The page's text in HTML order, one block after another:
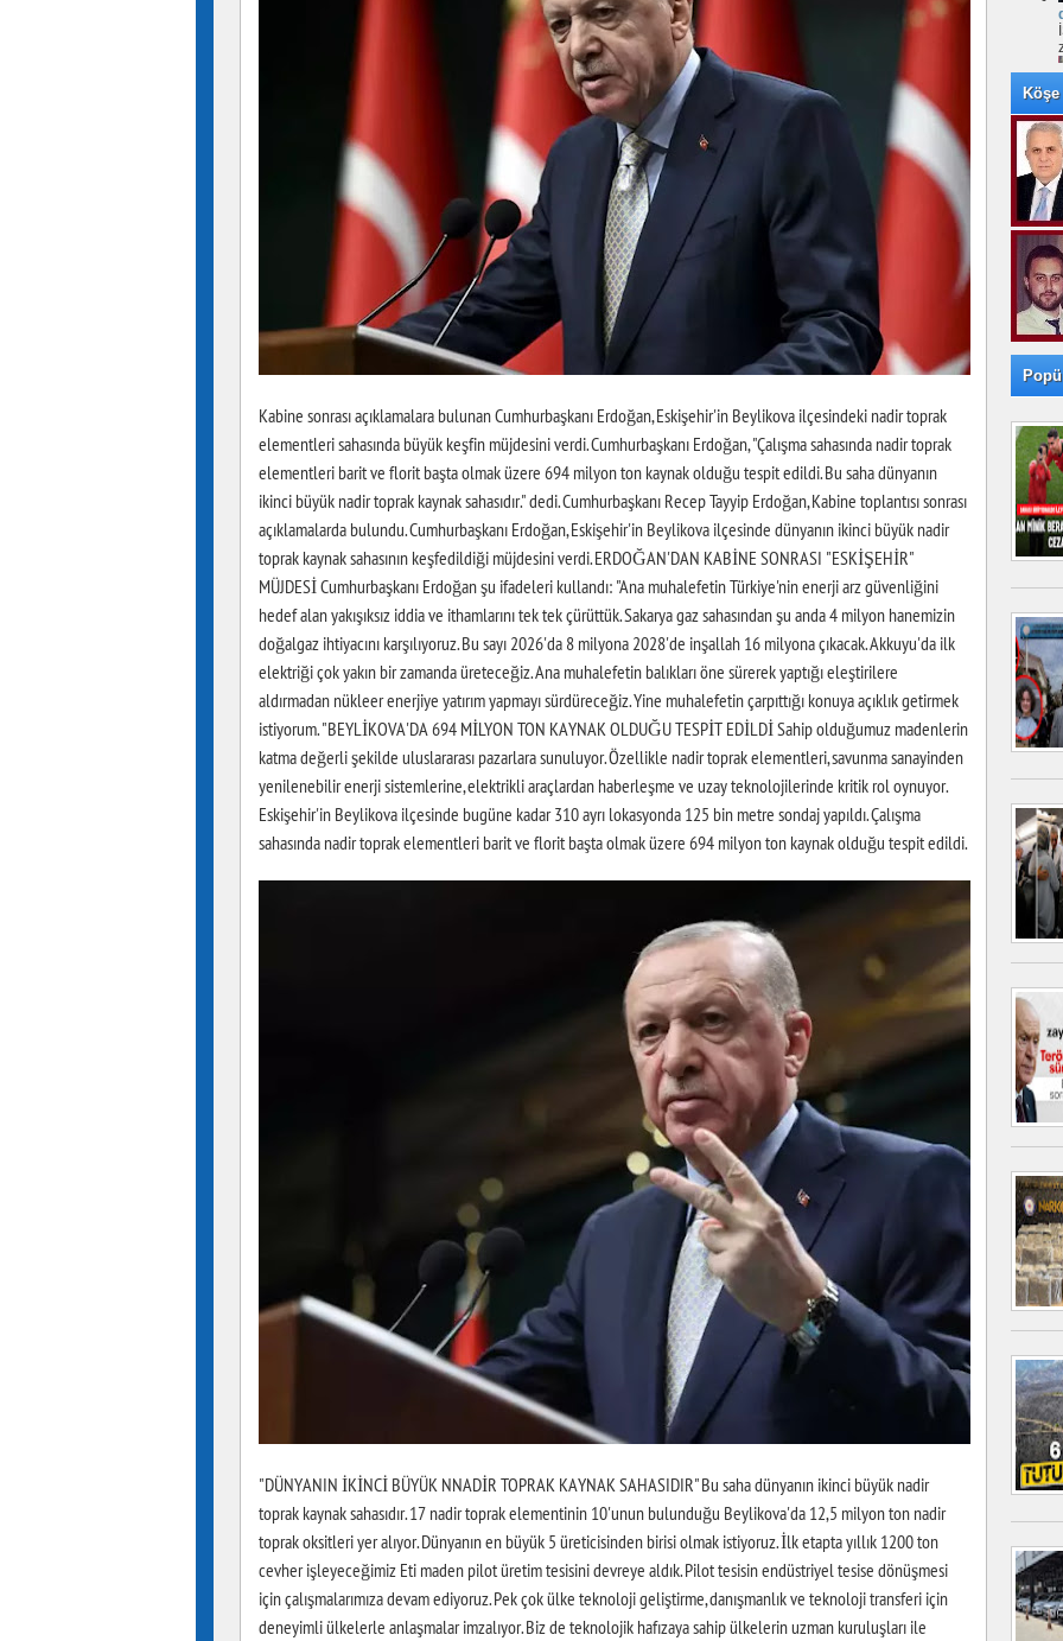
Kabine sonrası açıklamalara bulunan Cumhurbaşkanı Erdoğan, Eskişehir'in Beylikova ilçesindeki nadir toprak
elementleri sahasında büyük keşfin müjdesini verdi. Cumhurbaşkanı Erdoğan, "Çalışma sahasında nadir toprak
elementleri barit ve florit başta olmak üzere 694 milyon ton kaynak olduğu tespit edildi. Bu saha dünyanın
ikinci büyük nadir toprak kaynak sahasıdır." dedi. Cumhurbaşkanı Recep Tayyip Erdoğan, Kabine toplantısı sonrası
açıklamalarda bulundu. Cumhurbaşkanı Erdoğan, Eskişehir'in Beylikova ilçesinde dünyanın ikinci büyük nadir
toprak kaynak sahasının keşfedildiği müjdesini verdi. ERDOĞAN'DAN KABİNE SONRASI "ESKİŞEHİR"
MÜJDESİ Cumhurbaşkanı Erdoğan şu ifadeleri kullandı: "Ana muhalefetin Türkiye'nin enerji arz güvenliğini
hedef alan yakışıksız iddia ve ithamlarını tek tek çürüttük. Sakarya gaz sahasından şu anda 4 milyon hanemizin
doğalgaz ihtiyacını karşılıyoruz. Bu sayı 2026'da 8 milyona 2028'de inşallah 16 milyona çıkacak. Akkuyu'da ilk
elektriği çok yakın bir zamanda üreteceğiz. Ana muhalefetin balıkları öne sürerek yaptığı eleştirilere
aldırmadan nükleer enerjiye yatırım yapmayı sürdüreceğiz. Yine muhalefetin çarpıttığı konuya açıklık getirmek
istiyorum. "BEYLİKOVA'DA 694 MİLYON TON KAYNAK OLDUĞU TESPİT EDİLDİ Sahip olduğumuz madenlerin
katma değerli şekilde uluslararası pazarlara sunuluyor. Özellikle nadir toprak elementleri, savunma sanayinden
yenilenebilir enerji sistemlerine, elektrikli araçlardan haberleşme ve uzay teknolojilerinde kritik rol oynuyor.
Eskişehir'in Beylikova ilçesinde bugüne kadar 310 ayrı lokasyonda 125 bin metre sondaj yapıldı. Çalışma
sahasında nadir toprak elementleri barit ve florit başta olmak üzere 694 milyon ton kaynak olduğu tespit edildi.
"DÜNYANIN İKİNCİ BÜYÜK NNADİR TOPRAK KAYNAK SAHASIDIR" Bu saha dünyanın ikinci büyük nadir
toprak kaynak sahasıdır. 17 nadir toprak elementinin 10'unun bulunduğu Beylikova'da 12,5 milyon ton nadir
toprak oksitleri yer alıyor. Dünyanın en büyük 5 üreticisinden birisi olmak istiyoruz. İlk etapta yıllık 1200 ton
cevher işleyeceğimiz Eti maden pilot üretim tesisini devreye aldık. Pilot tesisin endüstriyel tesise dönüşmesi
için çalışmalarımıza devam ediyoruz. Pek çok ülke teknoloji geliştirme, danışmanlık ve teknoloji transferi için
deneyimli ülkelerle anlaşmalar imzalıyor. Biz de teknolojik hafızaya sahip ülkelerin uzman kuruluşları ile